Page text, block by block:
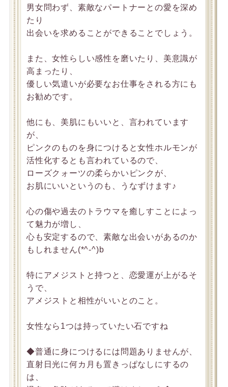
男女問わず、素敵なパートナーとの愛を深め
たり
出会いを求めることができることでしょう。
また、女性らしい感性を磨いたり、美意識が
高まったり、
優しい気遣いが必要なお仕事をされる方にも
お勧めです。
他にも、美肌にもいいと、言われています
が、
ピンクのものを身につけると女性ホルモンが
活性化するとも言われているので、
ローズクォーツの柔らかいピンクが、
お肌にいいというのも、うなずけます♪
心の傷や過去のトラウマを癒しすことによっ
て魅力が増し、
心も安定するので、素敵な出会いがあるのか
もしれません(*^-^)b
特にアメジストと持つと、恋愛運が上がるそ
うで、
アメジストと相性がいいとのこと。
女性なら1つは持っていたい石ですね
◆普通に身につけるには問題ありませんが、
直射日光に何カ月も置きっぱなしにするの
は、